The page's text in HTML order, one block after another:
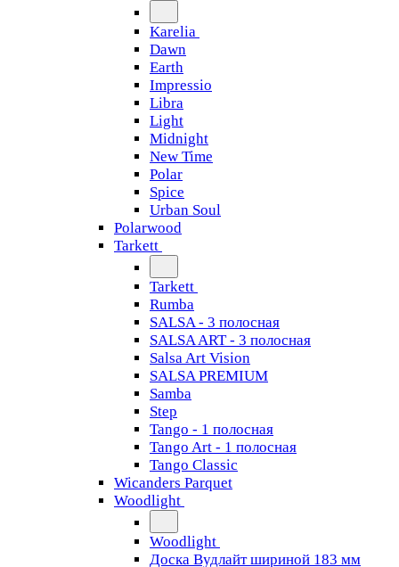
Karelia
Dawn
Earth
Impressio
Libra
Light
Midnight
New Time
Polar
Spice
Urban Soul
Polarwood
Tarkett
Tarkett
Rumba
SALSA - 3 полосная
SALSA ART - 3 полосная
Salsa Art Vision
SALSA PREMIUM
Samba
Step
Tango - 1 полосная
Tango Art - 1 полосная
Tango Classiс
Wicanders Parquet
Woodlight
Woodlight
Доска Вудлайт шириной 183 мм